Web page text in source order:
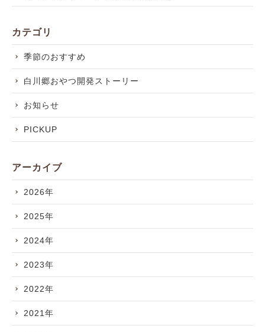
カテゴリ
季節のおすすめ
白川郷おやつ開発ストーリー
お知らせ
PICKUP
アーカイブ
2026年
2025年
2024年
2023年
2022年
2021年